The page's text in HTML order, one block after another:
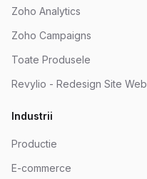
Zoho Analytics
Zoho Campaigns
Toate Produsele
Revylio - Redesign Site Web
Industrii
Productie
E-commerce